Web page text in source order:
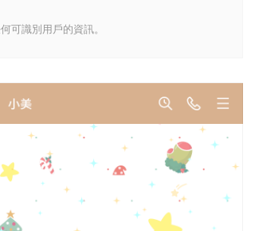
可識別用戶的資訊。